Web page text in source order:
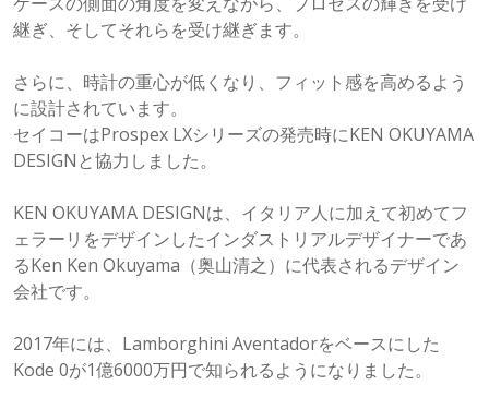
継ぎ、そしてそれらを受け継ぎます。
さらに、時計の重心が低くなり、フィット感を高めるよう
に設計されています。
セイコーはProspex LXシリーズの発売時にKEN OKUYAMA
DESIGNと協力しました。
KEN OKUYAMA DESIGNは、イタリア人に加えて初めてフ
ェラーリをデザインしたインダストリアルデザイナーであ
るKen Ken Okuyama（奥山清之）に代表されるデザイン
会社です。
2017年には、Lamborghini Aventadorをベースにした
Kode 0が1億6000万円で知られるようになりました。